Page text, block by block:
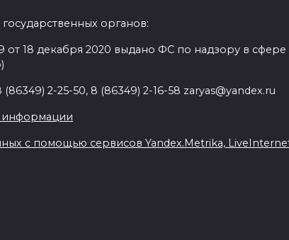
органов:
18 декабря 2020 выдано ФС по надзору в
2-25-50, 8 (86349) 2-16-58 zaryas@yandex.ru
информации
с помощью сервисов Yandex.Metrika,